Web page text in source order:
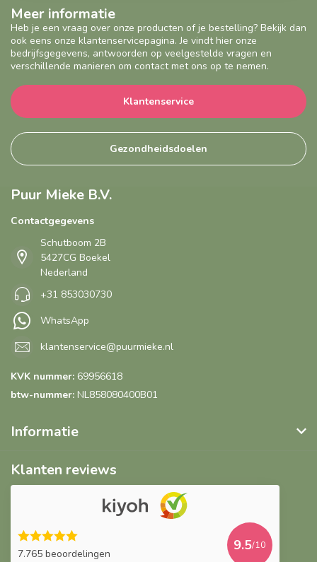
Meer informatie
Heb je een vraag over onze producten of je bestelling? Bekijk dan
ook eens onze klantenservicepagina. Je vindt hier onze
bedrijfsgegevens, antwoorden op veelgestelde vragen en
verschillende manieren om contact met ons op te nemen.
Klantenservice
Gezondheidsdoelen
Puur Mieke B.V.
Contactgegevens
Schutboom 2B
5427CG Boekel
Nederland
+31 853030730
WhatsApp
klantenservice@puurmieke.nl
KVK nummer: 69956618
btw-nummer: NL858080400B01
Informatie
Klanten reviews
7.765 beoordelingen
9.5/10